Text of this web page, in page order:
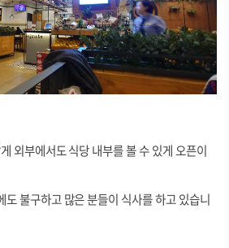
외부에서도 식당 내부를 볼 수 있게 오픈이
불구하고 많은 분들이 식사를 하고 있습니